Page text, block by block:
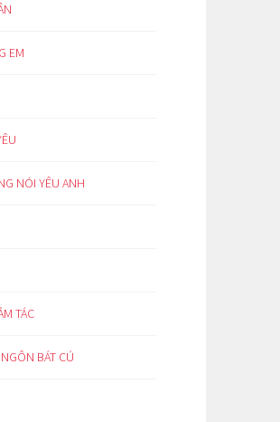
EM
NÓI YÊU ANH
TÁC
BÁT CÚ